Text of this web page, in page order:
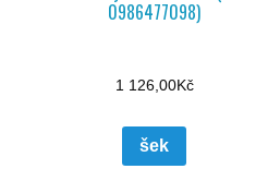
0986477098)
1 126,00Kč
šek